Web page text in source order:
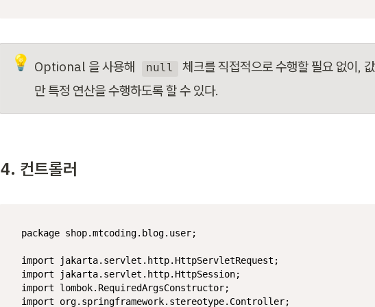
💡 Optional 을 사용해 null
체크를 직접적으로 수행할 필요 없이,
만 특정 연산을 수행하도록 할 수 있다.
4. 컨트롤러
package shop.mtcoding.blog.user;
import
import
import
import